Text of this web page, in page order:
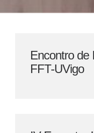
Encontro de
FFT-UVigo